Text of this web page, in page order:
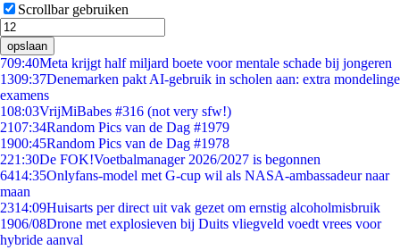
Scrollbar gebruiken
opslaan
709:40Meta krijgt half miljard boete voor mentale schade bij jongeren
1309:37Denemarken pakt AI-gebruik in scholen aan: extra mondelinge
examens
108:03VrijMiBabes #316 (not very sfw!)
2107:34Random Pics van de Dag #1979
1900:45Random Pics van de Dag #1978
221:30De FOK!Voetbalmanager 2026/2027 is begonnen
6414:35Onlyfans-model met G-cup wil als NASA-ambassadeur naar
maan
2314:09Huisarts per direct uit vak gezet om ernstig alcoholmisbruik
1906/08Drone met explosieven bij Duits vliegveld voedt vrees voor
hybride aanval